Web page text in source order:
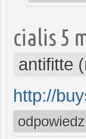
cialis 5
antifitte
http://
odpowiedz